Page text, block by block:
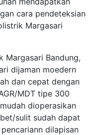
cara pendeteksian
Margasari
Margasari Bandung,
dijaman moedern
dan cepat dengan
MDT tipe 300
dioperasikan
sulit sudah dapat
dilapisan